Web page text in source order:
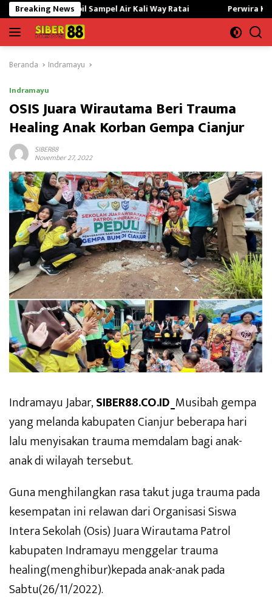
Langsung
ke
konten
Breaking News
Sampel Air Kali Way Ratai Perwira Kilang Balongan
Beranda Indramayu
Indramayu
OSIS Juara Wirautama Beri Trauma
Healing Anak Korban Gempa Cianjur
SIBER88
November 27, 2022
Indramayu Jabar,SIBER88.CO.ID_Musibah gempa
yang melanda kabupaten Cianjur beberapa hari
lalu menyisakan trauma memdalam bagi anak-
anak di wilayah tersebut.
Guna menghilangkan rasa takut juga trauma pada
kesempatan ini relawan dari Organisasi Siswa
Intera Sekolah (Osis) Juara Wirautama Patrol
kabupaten Indramayu menggelar trauma
healing(menghibur)kepada anak-anak pada
Sabtu(26/11/2022).